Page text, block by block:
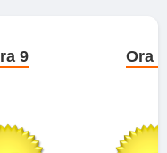
9 Ora